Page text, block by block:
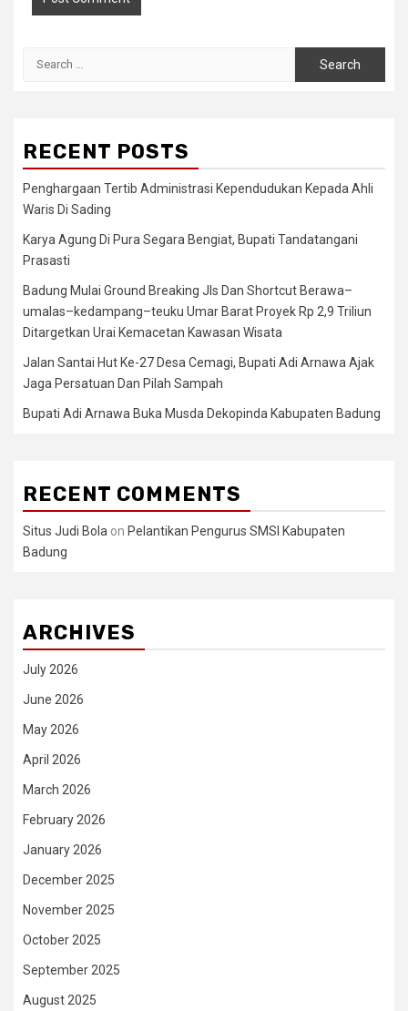
RECENT POSTS
Penghargaan Tertib Administrasi Kependudukan Kepada Ahli
Waris Di Sading
Karya Agung Di Pura Segara Bengiat, Bupati Tandatangani
Prasasti
Badung Mulai Ground Breaking Jls Dan Shortcut Berawa–
umalas–kedampang–teuku Umar Barat Proyek Rp 2,9 Triliun
Ditargetkan Urai Kemacetan Kawasan Wisata
Jalan Santai Hut Ke-27 Desa Cemagi, Bupati Adi Arnawa Ajak
Jaga Persatuan Dan Pilah Sampah
Bupati Adi Arnawa Buka Musda Dekopinda Kabupaten Badung
RECENT COMMENTS
Situs Judi Bola on Pelantikan Pengurus SMSI Kabupaten
Badung
ARCHIVES
July 2026
June 2026
May 2026
April 2026
March 2026
February 2026
January 2026
December 2025
November 2025
October 2025
September 2025
August 2025